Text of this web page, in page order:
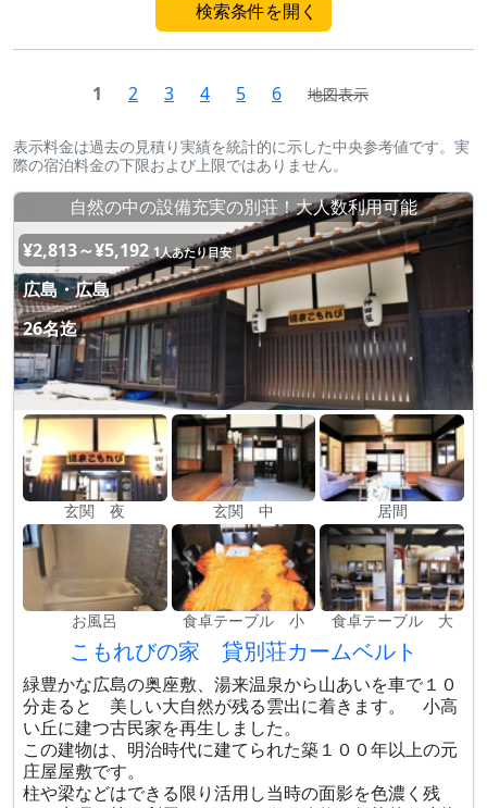
検索条件を開く
1 2 3 4 5 6 地図表示
表示料金は過去の見積り実績を統計的に示した中央参考値です。実
際の宿泊料金の下限および上限ではありません。
自然の中の設備充実の別荘！大人数利用可能
¥2,813～¥5,192 1人あたり目安
広島・広島
26名迄
玄関 夜 玄関 中 居間
お風呂 食卓テーブル 小 食卓テーブル 大
こもれびの家 貸別荘カームベルト
緑豊かな広島の奥座敷、湯来温泉から山あいを車で１０
分走ると 美しい大自然が残る雲出に着きます。 小高
い丘に建つ古民家を再生しました。
この建物は、明治時代に建てられた築１００年以上の元
庄屋屋敷です。
柱や梁などはできる限り活用し当時の面影を色濃く残